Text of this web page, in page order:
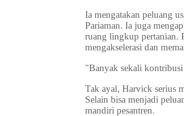
Ia mengatakan peluang
Pariaman. Ia juga
ruang lingkup pertanian.
mengakselerasi dan
"Banyak sekali
Tak ayal, Harvick serius
Selain bisa menjadi
mandiri pesantren.